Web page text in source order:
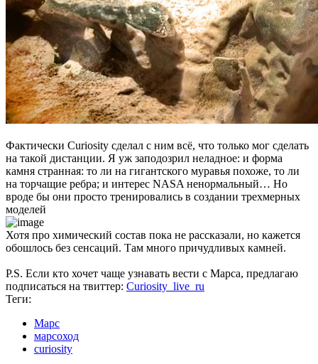
Фактически Curiosity сделал с ним всё, что только мог сделать
на такой дистанции. Я уж заподозрил неладное: и форма
камня странная: то ли на гигантского муравья похоже, то ли
на торчащие ребра; и интерес NASA ненормальный… Но
вроде бы они просто тренировались в создании трехмерных
моделей
Хотя про химический состав пока не рассказали, но кажется
обошлось без сенсаций. Там много причудливых камней.
P.S. Если кто хочет чаще узнавать вести с Марса, предлагаю
подписаться на твиттер: Curiosity_live_ru
Теги:
Марс
марсоход
curiosity